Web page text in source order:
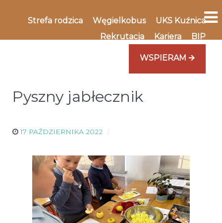
Strefa rodzica Węgielkobus
UKS Kuźnica
Rekrutacja
Kariera BIP
WSPIERAM 🡪
Pyszny jabłecznik
17 PAŹDZIERNIKA 2022